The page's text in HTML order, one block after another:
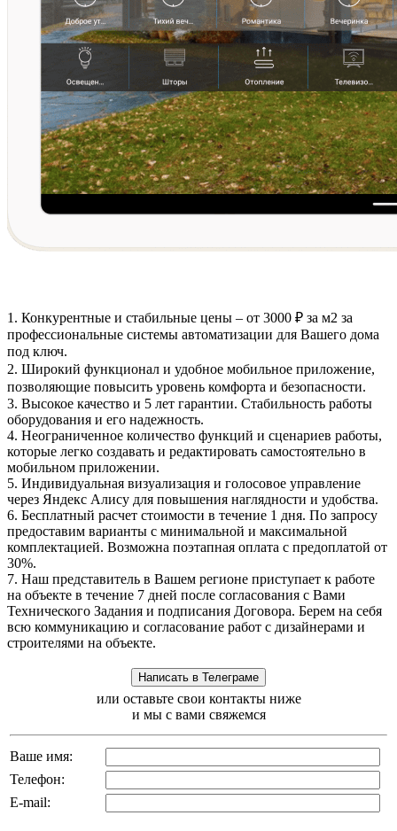
1. Конкурентные и стабильные цены – от 3000 ₽ за м2 за
профессиональные системы автоматизации для Вашего дома
под ключ.
2. Широкий функционал и удобное мобильное приложение,
позволяющие повысить уровень комфорта и безопасности.
3. Высокое качество и 5 лет гарантии. Стабильность работы
оборудования и его надежность.
4. Неограниченное количество функций и сценариев работы,
которые легко создавать и редактировать самостоятельно в
мобильном приложении.
5. Индивидуальная визуализация и голосовое управление
через Яндекс Алису для повышения наглядности и удобства.
6. Бесплатный расчет стоимости в течение 1 дня. По запросу
предоставим варианты с минимальной и максимальной
комплектацией. Возможна поэтапная оплата с предоплатой от
30%.
7. Наш представитель в Вашем регионе приступает к работе
на объекте в течение 7 дней после согласования с Вами
Технического Задания и подписания Договора. Берем на себя
всю коммуникацию и согласование работ с дизайнерами и
строителями на объекте.
или оставьте свои контакты ниже
и мы с вами свяжемся
Ваше имя:
Телефон:
E-mail: